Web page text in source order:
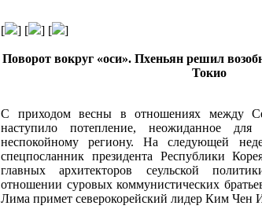
[ ] [ ] [ ]
Поворот вокруг «оси». Пхеньян решил
Токио
С приходом весны в отношениях между
наступило потепление, неожиданное
неспокойному региону. На следующей
спецпосланник президента Республики
главных архитекторов сеульской
отношении суровых коммунистических
Лима примет северокорейский лидер Ким Чен